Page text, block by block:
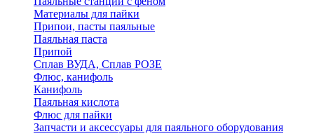
Материалы для пайки
Припои, пасты паяльные
Паяльная паста
Припой
Сплав ВУДА, Сплав РОЗЕ
Флюс, канифоль
Канифоль
Паяльная кислота
Флюс для пайки
Запчасти и аксессуары для паяльного оборудования